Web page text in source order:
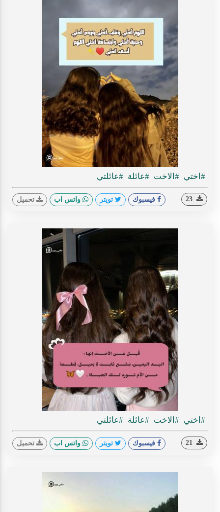
#اختي #الاخت #عائلة #عائلتي
فيسبوك تويتر واتس اب تحميل
#اختي #الاخت #عائلة #عائلتي
فيسبوك تويتر واتس اب تحميل